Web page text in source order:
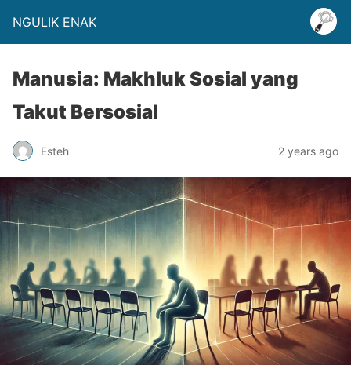
NGULIK ENAK
Manusia: Makhluk Sosial yang
Takut Bersosial
Esteh 2 years ago